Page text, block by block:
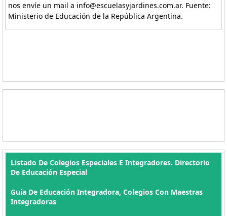
nos envíe un mail a info@escuelasyjardines.com.ar. Fuente:
Ministerio de Educación de la República Argentina.
Listado De Colegios Especiales E Integradores. Directorio
De Educación Especial
Guía De Educación Integradora, Colegios Con Maestras
Integradoras